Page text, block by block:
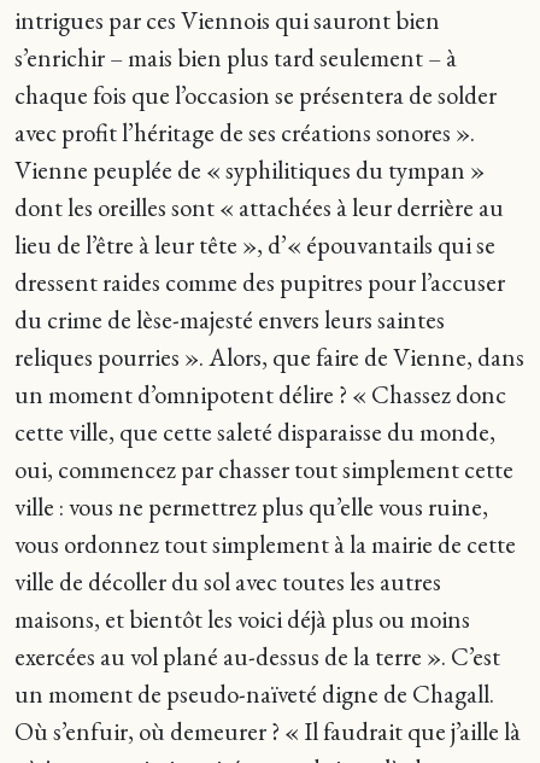
intrigues par ces Viennois qui sauront bien
s’enrichir – mais bien plus tard seulement – à
chaque fois que l’occasion se présentera de solder
avec profit l’héritage de ses créations sonores ».
Vienne peuplée de « syphilitiques du tympan »
dont les oreilles sont « attachées à leur derrière au
lieu de l’être à leur tête », d’« épouvantails qui se
dressent raides comme des pupitres pour l’accuser
du crime de lèse-majesté envers leurs saintes
reliques pourries ». Alors, que faire de Vienne, dans
un moment d’omnipotent délire ? « Chassez donc
cette ville, que cette saleté disparaisse du monde,
oui, commencez par chasser tout simplement cette
ville : vous ne permettrez plus qu’elle vous ruine,
vous ordonnez tout simplement à la mairie de cette
ville de décoller du sol avec toutes les autres
maisons, et bientôt les voici déjà plus ou moins
exercées au vol plané au-dessus de la terre ». C’est
un moment de pseudo-naïveté digne de Chagall.
Où s’enfuir, où demeurer ? « Il faudrait que j’aille là